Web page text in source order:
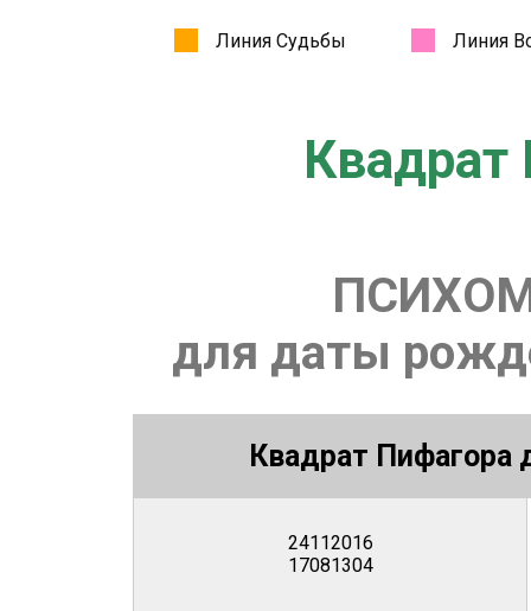
Квадрат
для даты
Квадрат Пифагора
24112016
17081304